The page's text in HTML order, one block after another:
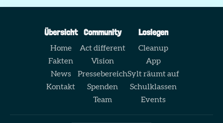
Übersicht
Home
Fakten
News
Kontakt
Community
Act different
Vision
Pressebereich
Spenden
Team
Loslegen
Cleanup
App
Sylt räumt auf
Schulklassen
Events